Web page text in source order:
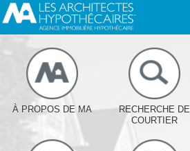
À PROPOS DE MA
RECHERCHE DE
COURTIER